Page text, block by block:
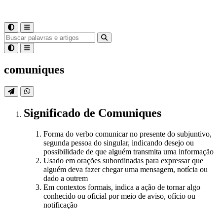
comuniques
Significado de Comuniques
Forma do verbo comunicar no presente do subjuntivo,
segunda pessoa do singular, indicando desejo ou
possibilidade de que alguém transmita uma informação
Usado em orações subordinadas para expressar que
alguém deva fazer chegar uma mensagem, notícia ou
dado a outrem
Em contextos formais, indica a ação de tornar algo
conhecido ou oficial por meio de aviso, ofício ou
notificação